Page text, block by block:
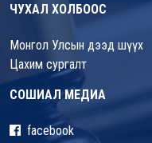
ЧУХАЛ ХОЛБООС
Монгол Улсын дээд шүүх
Цахим сургалт
СОШИАЛ МЕДИА
facebook